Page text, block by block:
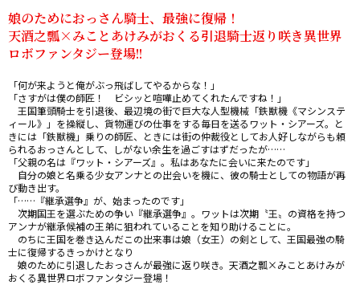
娘のためにおっさん騎士、最強に復帰！
天酒之瓢×みことあけみがおくる引退騎士返り咲き異世界
ロボファンタジー登場!!
「何が来ようと俺がぶっ飛ばしてやるからな！」
「さすがは僕の師匠！　ビシッと喧嘩止めてくれたんですね！」
王国筆頭騎士を引退後、最辺境の街で巨大な人型機械「鉄獣機《マシンステ
ィール》」を操縦し、貨物運びの仕事をする毎日を送るワット・シアーズ。と
きには「鉄獣機」乗りの師匠、ときには街の仲裁役としてお人好しながらも頼
られるおっさんとして、しがない余生を過ごすはずだったが……
「父親の名は『ワット・シアーズ』。私はあなたに会いに来たのです」
自分の娘と名乗る少女アンナとの出会いを機に、彼の騎士としての物語が再
び動き出す。
「……『継承選争』が、始まったのです」
次期国王を選ぶための争い『継承選争』。ワットは次期〝王〟の資格を持つ
アンナが継承候補の王弟に狙われていることを知り助けることに。
のちに王国を巻き込んだこの出来事は娘（女王）の剣として、王国最強の騎
士に復帰するきっかけとなり――
娘のために引退したおっさんが最強に返り咲き。天酒之瓢×みことあけみが
おくる異世界ロボファンタジー登場！